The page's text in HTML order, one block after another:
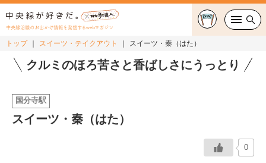
中央線沿線のお出かけ情報を発信するwebマガジン
グルメ・カフェ
おでかけ
トップ スイーツ・テイクアウト スイーツ・秦（はた）
クルミのほろ苦さと香ばしさにうっとり
国分寺駅
スイーツ・秦（はた）
0